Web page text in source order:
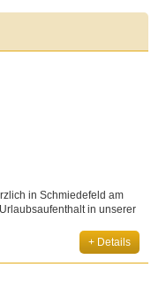
in Schmiedefeld am
in unserer
+ Details